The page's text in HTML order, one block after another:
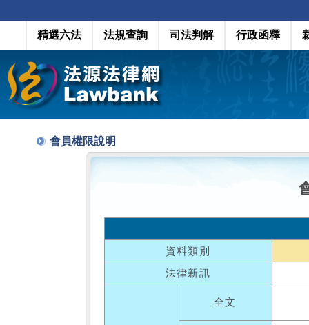
精選六法 法規查詢 司法判解 行政函釋
會員權限說明
資料類別
法律新訊
全文